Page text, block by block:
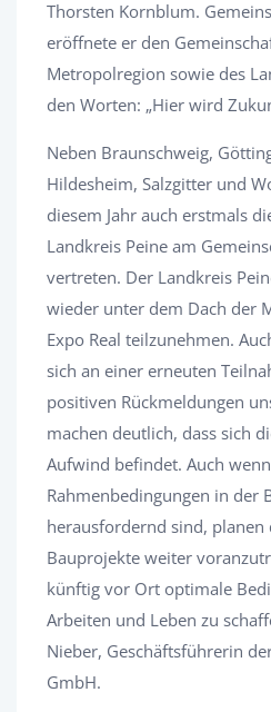
Thorsten Kornblum.
eröffnete er den
Metropolregion sowie des
den Worten: „Hier wird
Neben Braunschweig,
Hildesheim, Salzgitter und
diesem Jahr auch erstmals
Landkreis Peine am
vertreten. Der Landkreis
wieder unter dem Dach der
Expo Real teilzunehmen.
sich an einer erneuten
positiven Rückmeldungen
machen deutlich, dass sich
Aufwind befindet. Auch
Rahmenbedingungen in der
herausfordernd sind,
Bauprojekte weiter
künftig vor Ort optimale
Arbeiten und Leben zu
Nieber, Geschäftsführerin
GmbH.